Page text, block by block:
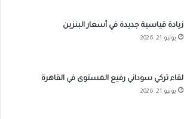
زيادة قياسية جديدة في أسعار البنزين
يونيو 21, 2026
لقاء تركي سوداني رفيع المستوى في القاهرة
يونيو 21, 2026